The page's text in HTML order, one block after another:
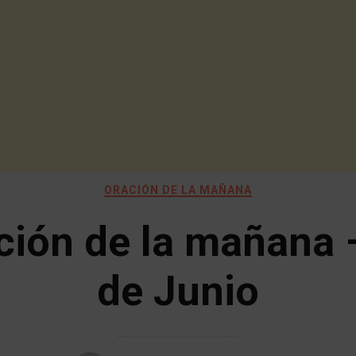
ORACIÓN DE LA MAÑANA
de la mañana
de Junio